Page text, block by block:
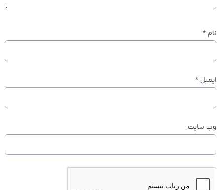
نام *
ایمیل *
وب‌ سایت